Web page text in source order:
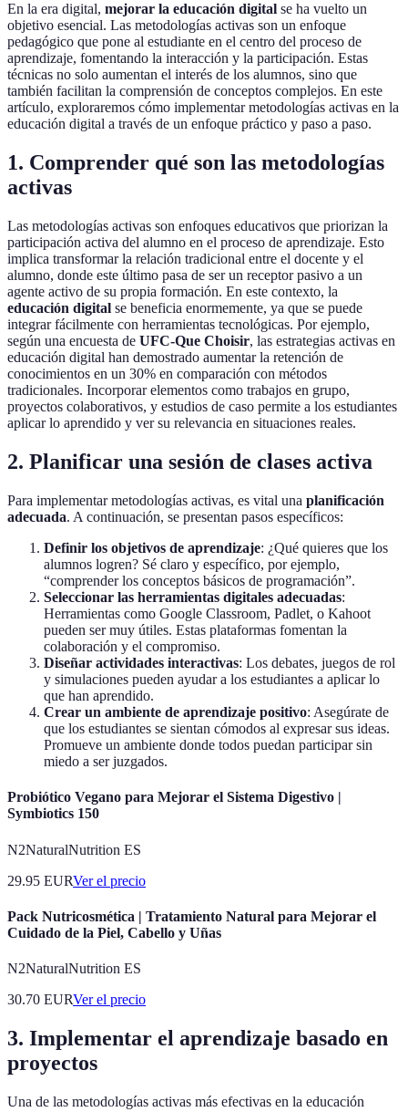
En la era digital, mejorar la educación digital se ha vuelto un
objetivo esencial. Las metodologías activas son un enfoque
pedagógico que pone al estudiante en el centro del proceso de
aprendizaje, fomentando la interacción y la participación. Estas
técnicas no solo aumentan el interés de los alumnos, sino que
también facilitan la comprensión de conceptos complejos. En este
artículo, exploraremos cómo implementar metodologías activas en la
educación digital a través de un enfoque práctico y paso a paso.
1. Comprender qué son las metodologías
activas
Las metodologías activas son enfoques educativos que priorizan la
participación activa del alumno en el proceso de aprendizaje. Esto
implica transformar la relación tradicional entre el docente y el
alumno, donde este último pasa de ser un receptor pasivo a un
agente activo de su propia formación. En este contexto, la
educación digital se beneficia enormemente, ya que se puede
integrar fácilmente con herramientas tecnológicas. Por ejemplo,
según una encuesta de UFC-Que Choisir, las estrategias activas en
educación digital han demostrado aumentar la retención de
conocimientos en un 30% en comparación con métodos
tradicionales. Incorporar elementos como trabajos en grupo,
proyectos colaborativos, y estudios de caso permite a los estudiantes
aplicar lo aprendido y ver su relevancia en situaciones reales.
2. Planificar una sesión de clases activa
Para implementar metodologías activas, es vital una planificación
adecuada. A continuación, se presentan pasos específicos:
Definir los objetivos de aprendizaje: ¿Qué quieres que los
alumnos logren? Sé claro y específico, por ejemplo,
“comprender los conceptos básicos de programación”.
Seleccionar las herramientas digitales adecuadas:
Herramientas como Google Classroom, Padlet, o Kahoot
pueden ser muy útiles. Estas plataformas fomentan la
colaboración y el compromiso.
Diseñar actividades interactivas: Los debates, juegos de rol
y simulaciones pueden ayudar a los estudiantes a aplicar lo
que han aprendido.
Crear un ambiente de aprendizaje positivo: Asegúrate de
que los estudiantes se sientan cómodos al expresar sus ideas.
Promueve un ambiente donde todos puedan participar sin
miedo a ser juzgados.
Probiótico Vegano para Mejorar el Sistema Digestivo |
Symbiotics 150
N2NaturalNutrition ES
29.95 EURVer el precio
Pack Nutricosmética | Tratamiento Natural para Mejorar el
Cuidado de la Piel, Cabello y Uñas
N2NaturalNutrition ES
30.70 EURVer el precio
3. Implementar el aprendizaje basado en
proyectos
Una de las metodologías activas más efectivas en la educación